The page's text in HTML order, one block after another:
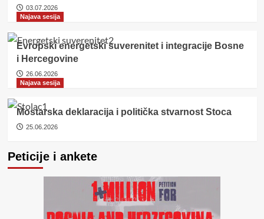
03.07.2026
Najava sesija
Evropski energetski suverenitet i integracije Bosne
i Hercegovine
26.06.2026
Najava sesija
Mostarska deklaracija i politička stvarnost Stoca
25.06.2026
Peticije i ankete